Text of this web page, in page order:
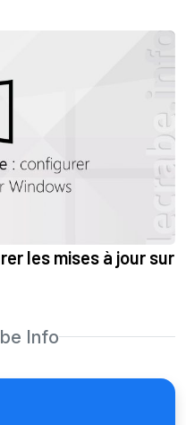
les mises à jour sur
Info